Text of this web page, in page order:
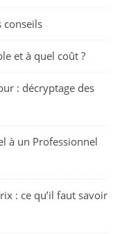
conseils
et à quel coût ?
: décryptage des
à un Professionnel
: ce qu’il faut savoir